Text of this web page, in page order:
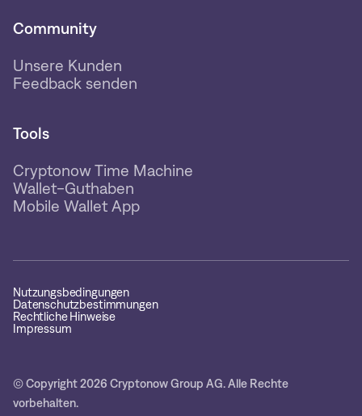
Community
Unsere Kunden
Feedback senden
Tools
Cryptonow Time Machine
Wallet-Guthaben
Mobile Wallet App
Nutzungsbedingungen
Datenschutzbestimmungen
Rechtliche Hinweise
Impressum
© Copyright 2026 Cryptonow Group AG. Alle Rechte
vorbehalten.